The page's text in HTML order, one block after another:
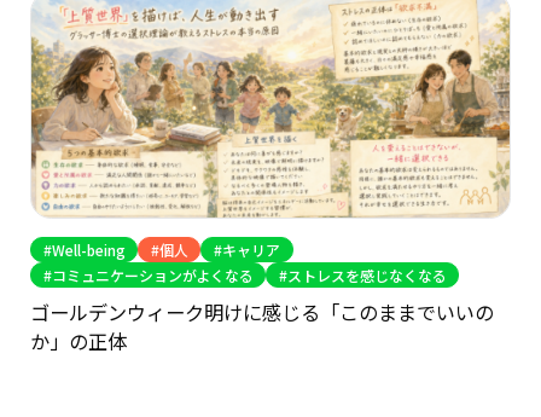
Well-being 個人
キャリア
コミュニケーションがよくなる
ストレスを感じなくなる
ゴールデンウィーク明けに感じる「このままでいいの
か」の正体